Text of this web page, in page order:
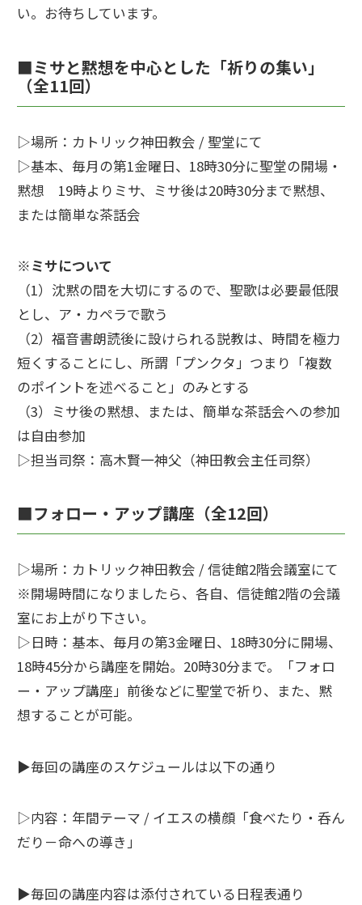
い。お待ちしています。
■ミサと黙想を中心とした「祈りの集い」
（全11回）
▷場所：カトリック神田教会 / 聖堂にて
▷基本、毎月の第1金曜日、18時30分に聖堂の開場・
黙想 19時よりミサ、ミサ後は20時30分まで黙想、
または簡単な茶話会
※ミサについて
（1）沈黙の間を大切にするので、聖歌は必要最低限
とし、ア・カペラで歌う
（2）福音書朗読後に設けられる説教は、時間を極力
短くすることにし、所謂「プンクタ」つまり「複数
のポイントを述べること」のみとする
（3）ミサ後の黙想、または、簡単な茶話会への参加
は自由参加
▷担当司祭：高木賢一神父（神田教会主任司祭）
■フォロー・アップ講座（全12回）
▷場所：カトリック神田教会 / 信徒館2階会議室にて
※開場時間になりましたら、各自、信徒館2階の会議
室にお上がり下さい。
▷日時：基本、毎月の第3金曜日、18時30分に開場、
18時45分から講座を開始。20時30分まで。「フォロ
ー・アップ講座」前後などに聖堂で祈り、また、黙
想することが可能。
▶︎毎回の講座のスケジュールは以下の通り
▷内容：年間テーマ / イエスの横顔「食べたり・呑ん
だり－命への導き」
▶︎毎回の講座内容は添付されている日程表通り